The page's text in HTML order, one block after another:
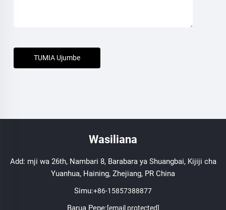
TUMIA Ujumbe
Wasiliana
Add: mji wa 26th, Nambari 8, Barabara ya Shuangbai, Kijiji cha
Yuanhua, Haining, Zhejiang, PR China
Simu:+86-15857388877
Barua Pepe:[email protected]